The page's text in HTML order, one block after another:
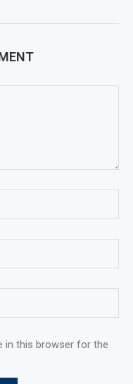
in this browser for the